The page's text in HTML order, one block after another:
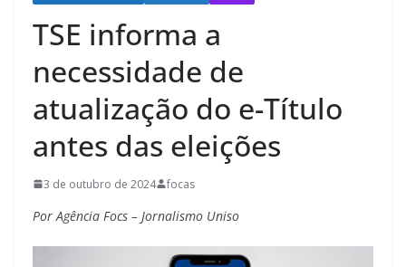
TSE informa a
necessidade de
atualização do e-Título
antes das eleições
3 de outubro de 2024 focas
Por Agência Focs – Jornalismo Uniso